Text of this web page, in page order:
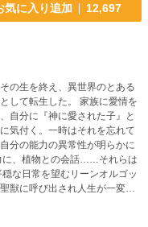
気に入り追加 12,697
の生を終え、異世界のとある
して転生した。 家族に愛情を
自分に『神に愛された子』と
気付く。一時はそれを忘れて
分の能力の異常性が明らかに
に、植物との会話……それらは
な日常を望むリーンオルゴッ
獣に呼び出され人生が一変す